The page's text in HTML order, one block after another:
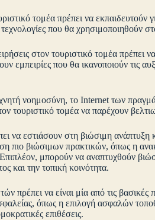
τομέα πρέπει να εκπαιδευτούν
που θα χρησιμοποιηθούν
στον τουριστικό τομέα πρέπει
εμπειρίες που θα ικανοποιούν τις
νοημοσύνη, το Internet των
τουριστικό τομέα να παρέχουν
να εστιάσουν στη βιώσιμη
πιο βιώσιμων πρακτικών, όπως η
μπορούν να αναπτυχθούν
και την τοπική κοινότητα.
πρέπει να είναι μία από τις βασικές
όπως η επιλογή ασφαλών
επιθέσεις.